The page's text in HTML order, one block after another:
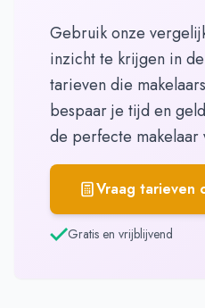
Gebruik onze
inzicht te krijgen in
tarieven die
bespaar je tijd en
de perfecte makelaar
Vraag tarieven
Gratis en vrijblijvend